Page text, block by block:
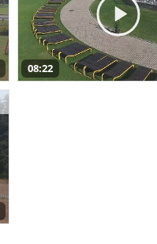
08:22